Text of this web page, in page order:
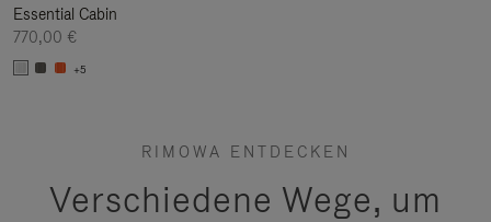
Essential Cabin
770,00 €
+5
RIMOWA ENTDECKEN
Verschiedene Wege, um